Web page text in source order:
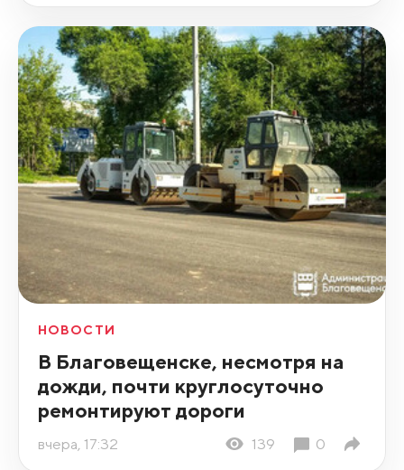
НОВОСТИ
В Благовещенске, несмотря на
дожди, почти круглосуточно
ремонтируют дороги
вчера, 17:32 139 0